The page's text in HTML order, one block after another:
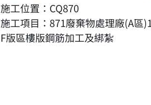
施工位置：CQ870
施工項目：871廢棄物處理廠(A區
F版區樓版鋼筋加工及綁紮